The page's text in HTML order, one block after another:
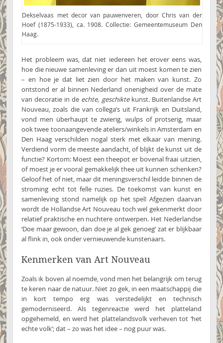
Dekselvaas met decor van pauwenveren, door Chris van der
Hoef (1875-1933), ca. 1908. Collectie: Gemeentemuseum Den
Haag.
Het probleem was, dat niet iedereen het erover eens was,
hoe die nieuwe samenleving er dan uit moest komen te zien
– en hoe je dat liet zien door het maken van kunst. Zo
ontstond er al binnen Nederland onenigheid over de mate
van decoratie in de echte, geschiktekunst. Buitenlandse Art
Nouveau, zoals die van collega’s uit Frankrijk en Duitsland,
vond men überhaupt te zwierig, wulps of protserig, maar
ook twee toonaangevende ateliers/winkels in Amsterdam en
Den Haag verschilden nogal sterk met elkaar van mening.
Verdiend vorm de meeste aandacht, of blijkt de kunst uit de
functie? Kortom: Moest een theepot er bovenal fraai uitzien,
of moest je er vooral gemakkelijk thee uit kunnen schenken?
Geloof het of niet, maar dit meningsverschil leidde binnen de
stroming echt tot felle ruzies. De toekomst van kunst en
samenleving stond namelijk op het spel! Afgezien daarvan
wordt de Hollandse Art Nouveau toch wel gekenmerkt door
relatief praktische en nuchtere ontwerpen. Het Nederlandse
‘Doe maar gewoon, dan doe je al gek genoeg’ zat er blijkbaar
al flink in, ook onder vernieuwende kunstenaars.
Kenmerken van Art Nouveau
Zoals ik boven al noemde, vond men het belangrijk om terug
te keren naar de natuur. Niet zo gek, in een maatschappij die
in kort tempo erg was verstedelijkt en technisch
gemoderniseerd. Als tegenreactie werd het platteland
opgehemeld, en werd het plattelandsvolk verheven tot ‘het
echte volk’; dat – zo was het idee – nog puur was.